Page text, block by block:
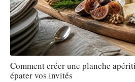
Comment créer une planche
épater vos invités